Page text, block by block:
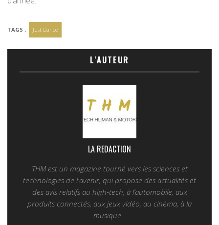
TAGS : Just Dance
L'AUTEUR
LA REDACTION
THM est un magazine tourné vers les sciences et
technologies de l'avenir, qui propose des actualités et
des avis relatifs au high-tech, à l’automobile, aux
produits connectés, aux jeux vidéo, au cinéma, à la
musique...